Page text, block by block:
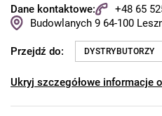
Dane kontaktowe:
+48 65
Budowlanych 9 64-100
Przejdź do: DYSTRYBUTORZY
Ukryj szczegółowe informacje